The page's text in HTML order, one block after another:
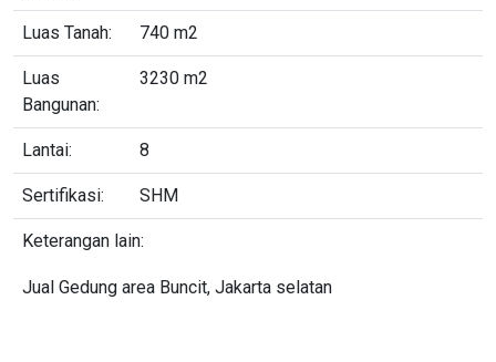
Luas Tanah: 740 m2
Luas
Bangunan:
3230 m2
Lantai: 8
Sertifikasi: SHM
Keterangan lain:
Jual Gedung area Buncit, Jakarta selatan